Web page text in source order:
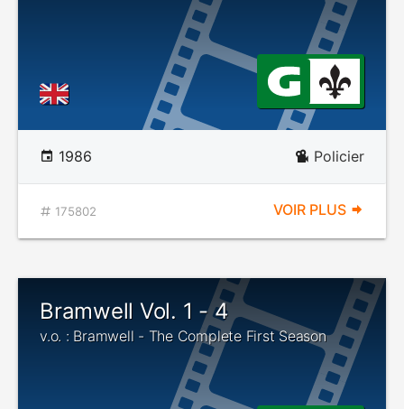
1986 Policier
175802 VOIR PLUS
Bramwell Vol. 1 - 4
v.o. : Bramwell - The Complete First Season